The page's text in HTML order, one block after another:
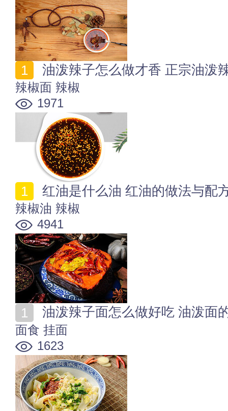
油泼辣子怎么做才香 正宗油泼
辣椒面 辣椒
1971
红油是什么油 红油的做法与配
辣椒油 辣椒
4941
油泼辣子面怎么做好吃 油泼面
面食 挂面
1623